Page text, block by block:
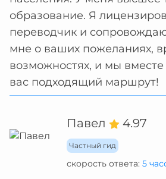
образование. Я
переводчик и
мне о ваших пожеланиях,
возможностях, и мы
вас подходящий маршрут!
Павел 4.97
Частный гид
скорость ответа: 5